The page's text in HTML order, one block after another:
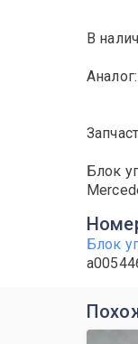
В
Блок
Блок